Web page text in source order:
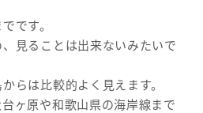
です。
見ることは出来ないみたいで
らは比較的よく見えます。
ヶ原や和歌山県の海岸線まで